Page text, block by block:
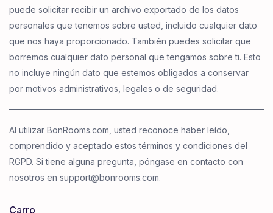
puede solicitar recibir un archivo exportado de los datos
personales que tenemos sobre usted, incluido cualquier dato
que nos haya proporcionado. También puedes solicitar que
borremos cualquier dato personal que tengamos sobre ti. Esto
no incluye ningún dato que estemos obligados a conservar
por motivos administrativos, legales o de seguridad.
Al utilizar BonRooms.com, usted reconoce haber leído,
comprendido y aceptado estos términos y condiciones del
RGPD. Si tiene alguna pregunta, póngase en contacto con
nosotros en support@bonrooms.com.
Carro